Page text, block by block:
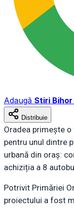
Adaugă Stiri Bihor
Distribuie
Oradea primește
pentru unul dintre
urbană din oraș:
achiziția a 8
Potrivit Primăriei
proiectului a fost